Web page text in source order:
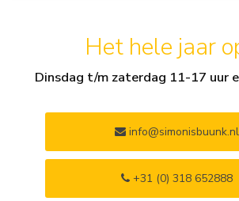
Het hele jaar
Dinsdag t/m zaterdag 11-17 uur
info@simonisbuunk.nl
+31 (0) 318 652888